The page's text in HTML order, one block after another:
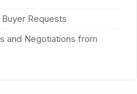
Requests
and Negotiations from